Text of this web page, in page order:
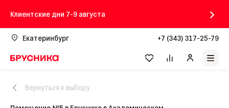
Клиентские дни 7-9 августа
Екатеринбург +7 (343) 317-25-79
Вернуться к выбору